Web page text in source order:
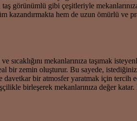
görünümlü gibi çeşitleriyle
hem de uzun ömürlü ve
mekanlarınıza taşımak
zemin oluşturur. Bu sayede,
bir atmosfer yaratmak için tercih
birleşerek mekanlarınıza değer